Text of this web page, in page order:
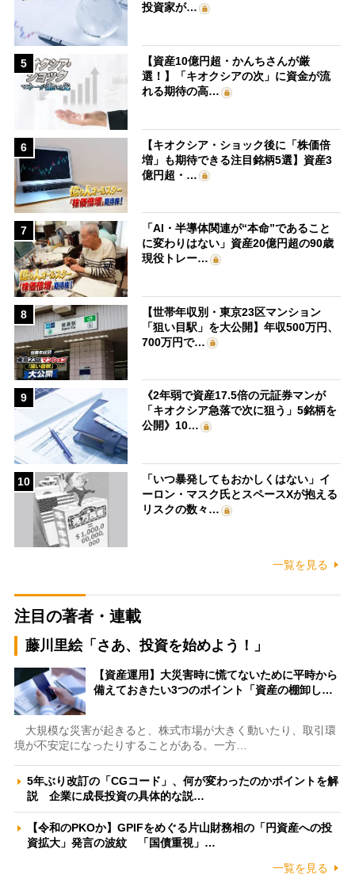
投資家が…
5
【資産10億円超・かんちさんが厳
選！】「キオクシアの次」に資金が流
れる期待の高…
6
【キオクシア・ショック後に「株価倍
増」も期待できる注目銘柄5選】資産3
億円超・…
7
「AI・半導体関連が“本命”であること
に変わりはない」資産20億円超の90歳
現役トレー…
8
【世帯年収別・東京23区マンション
「狙い目駅」を大公開】年収500万円、
700万円で…
9
《2年弱で資産17.5倍の元証券マンが
「キオクシア急落で次に狙う」5銘柄を
公開》10…
10
「いつ暴発してもおかしくはない」イ
ーロン・マスク氏とスペースXが抱える
リスクの数々…
一覧を見る
注目の著者・連載
藤川里絵「さあ、投資を始めよう！」
【資産運用】大災害時に慌てないために平時から
備えておきたい3つのポイント「資産の棚卸し…
大規模な災害が起きると、株式市場が大きく動いたり、取引環
境が不安定になったりすることがある。一方…
5年ぶり改訂の「CGコード」、何が変わったのかポイントを解
説 企業に成長投資の具体的な説…
【令和のPKOか】GPIFをめぐる片山財務相の「円資産への投
資拡大」発言の波紋 「国債重視」…
一覧を見る